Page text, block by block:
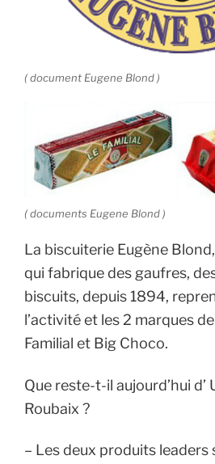
( document Eugene Blond )
( documents Eugene Blond )
La biscuiterie Eugène
qui fabrique des gaufres,
biscuits, depuis 1894,
l’activité et les 2 marques
Familial et Big Choco.
Que reste-t-il aujourd’hui d’
Roubaix ?
– Les deux produits